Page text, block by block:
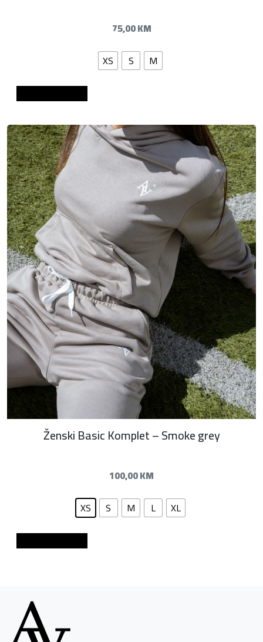
75,00KM
XS
S
M
Ženski Basic Komplet – Smoke grey
100,00KM
XS
S M L
XL